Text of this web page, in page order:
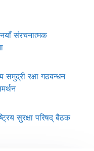
संरचनात्मक
समुद्री रक्षा गठबन्धन
सुरक्षा परिषद् बैठक